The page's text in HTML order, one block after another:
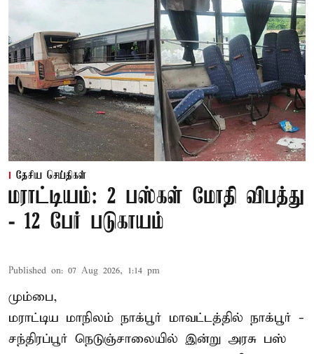
தேசிய செய்திகள்
மராட்டியம்: 2 பஸ்கள் மோதி விபத்து
- 12 பேர் படுகாயம்
Published on: 07 Aug 2026, 1:14 pm
மும்பை,
மராட்டிய மாநிலம் நாக்பூர் மாவட்டத்தில் நாக்பூர் -
சந்திரப்பூர் நெடுஞ்சாலையில் இன்று அரசு பஸ்